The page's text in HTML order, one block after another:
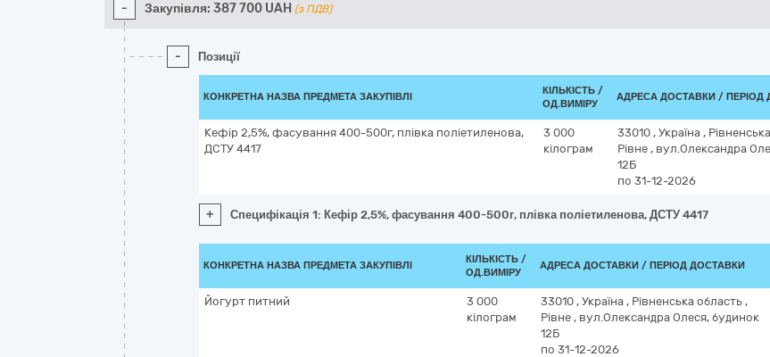
- Закупівля: 387 700 UAH (з ПДВ)
- Позиції
КОНКРЕТНА НАЗВА ПРЕДМЕТА ЗАКУПІВЛІ
КІЛЬКІСТЬ /
ОД.ВИМІРУ
АДРЕСА ДОСТАВКИ / ПЕРІОД
Кефір 2,5%, фасування 400-500г, плівка поліетиленова,
ДСТУ 4417
3 000
кілограм
33010 , Україна ,
Рівне , вул.Олександра
12Б
по 31-12-2026
+ Специфікація 1: Кефір 2,5%, фасування 400-500г, плівка поліетиленова, ДСТУ 4417
КОНКРЕТНА НАЗВА ПРЕДМЕТА ЗАКУПІВЛІ
КІЛЬКІСТЬ /
ОД.ВИМІРУ
АДРЕСА ДОСТАВКИ / ПЕРІОД ДОСТАВКИ
Йогурт питний
3 000
кілограм
33010 , Україна , Рівненська область ,
Рівне , вул.Олександра Олеся, будинок
12Б
по 31-12-2026